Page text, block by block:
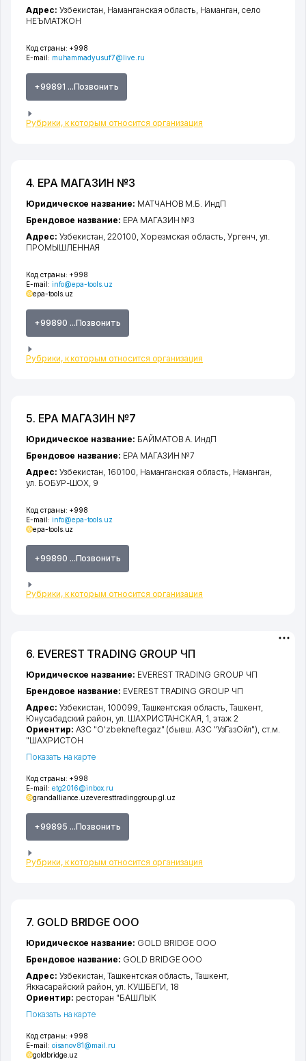
Код страны: +998
E-mail: muhammadyusuf7@live.ru
+99891 ...Позвонить
Рубрики, к которым относится организация
Адрес: Узбекистан, Наманганская область, Наманган, село
НЕЪМАТЖОН
4. EPA МАГАЗИН №3
Код страны: +998
E-mail: info@epa-tools.uz
epa-tools.uz
+99890 ...Позвонить
Рубрики, к которым относится организация
Юридическое название: МАТЧАНОВ М.Б. ИндП
Брендовое название: EPA МАГАЗИН №3
Адрес: Узбекистан, 220100, Хорезмская область Ургенч ,ул.
ПРОМЫШЛЕННАЯ
5. EPA МАГАЗИН №7
Код страны: +998
E-mail: info@epa-tools.uz
epa-tools.uz
+99890 ...Позвонить
Рубрики, к которым относится организация
Юридическое название: БАЙМАТОВ А. ИндП
Брендовое название: EPA МАГАЗИН №7
Адрес: Узбекистан, 160100, Наманганская область Наманган
ул. БОБУР-ШОХ , 9
6. EVEREST TRADING GROUP ЧП
Код страны: +998
E-mail: etg2016@inbox.ru
grandalliance.uzeveresttradinggroup.gl.uz
+99895 ...Позвонить
Рубрики, к которым относится организация
Юридическое название: EVEREST TRADING GROUP ЧП
Брендовое название: EVEREST TRADING GROUP ЧП
Адрес: Узбекистан, 100099, Ташкентская область, Ташкент,
Юнусабадский район,ул. ШАХРИСТАНСКАЯ, 1, этаж 2
Ориентир: АЗС "O'zbekneftegaz" (бывш. АЗС "УзГазОйл"), ст.м.
"ШАХРИСТОН
Показать на карте
7. GOLD BRIDGE ООО
Код страны: +998
E-mail: oisanov81@mail.ru
goldbridge.uz
Юридическое название: GOLD BRIDGE ООО
Брендовое название: GOLD BRIDGE ООО
Адрес: Узбекистан,Ташкентская область,Ташкент,
Яккасарайский район, ул. КУШБЕГИ, 18
Ориентир: ресторан "БАШЛЫК
Показать на карте